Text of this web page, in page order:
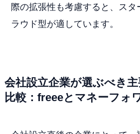
際の拡張性も考慮すると、スタ
ラウド型が適しています。
会社設立企業が選ぶべき
比較：freeeとマネーフォ